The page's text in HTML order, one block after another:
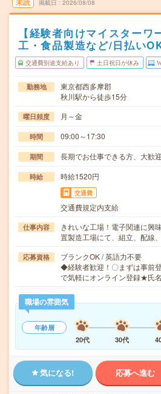
掲載日 2026/08/08
【経験者向けマイスターワ
工・食品製造など/日払い
交通費別途支給あり 土日祝日が休み
勤務地
東京都西多摩郡
秋川駅から徒歩15分
曜日頻度 月～金
時間 09:00～17:30
期間 長期でお仕事できる方、大歓
時給 時給1520円
交通費
交通費規定内支給
仕事内容
きれいな工場！電子関連に興
置製造工場にて、組立、配線
応募資格
ブランクOK / 英語力不要
◆経験者歓迎！〇まずは事前
で気軽にオンライン登録★氏
職場の雰囲気
年齢層
20代
30代
気になる! 応募へ進む